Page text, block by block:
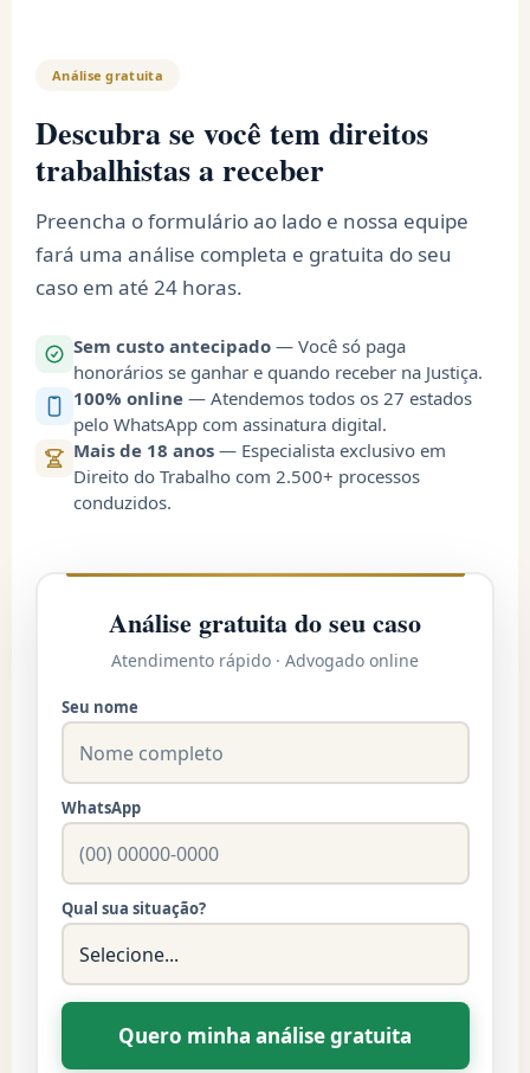
Análise gratuita
Descubra se você tem direitos
trabalhistas a receber
Preencha o formulário ao lado e nossa equipe
fará uma análise completa e gratuita do seu
caso em até 24 horas.
Sem custo antecipado — Você só paga
honorários se ganhar e quando receber na Justiça.
100% online — Atendemos todos os 27 estados
pelo WhatsApp com assinatura digital.
Mais de 18 anos — Especialista exclusivo em
Direito do Trabalho com 2.500+ processos
conduzidos.
Análise gratuita do seu caso
Atendimento rápido · Advogado online
Seu nome
WhatsApp
Qual sua situação?
Quero minha análise gratuita